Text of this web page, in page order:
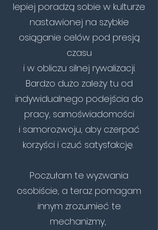
lepiej poradzą sobie w kulturze
nastawionej na szybkie
osiąganie celów pod presją
czasu
i w obliczu silnej rywalizacji.
Bardzo dużo zależy tu od
indywidualnego podejścia do
pracy, samoświadomości
i samorozwoju, aby czerpać
korzyści i czuć satysfakcję.
Poczułam te wyzwania
osobiście, a teraz pomagam
innym zrozumieć te
mechanizmy,